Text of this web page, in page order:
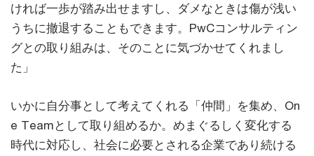
ければ一歩が踏み出せますし、ダメなときは傷が浅い
うちに撤退することもできます。PwCコンサルティン
グとの取り組みは、そのことに気づかせてくれまし
た」
いかに自分事として考えてくれる「仲間」を集め、On
e Teamとして取り組めるか。めまぐるしく変化する
時代に対応し、社会に必要とされる企業であり続ける